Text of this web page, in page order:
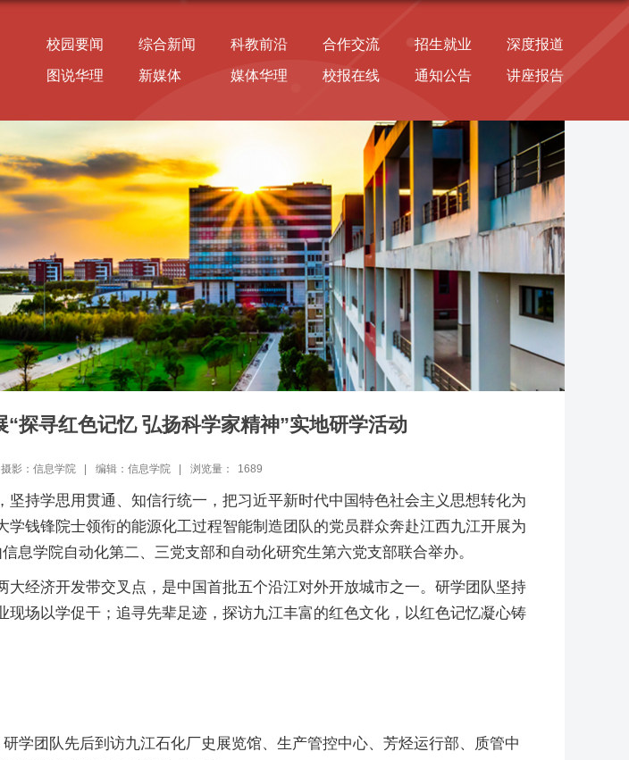
校园要闻 综合新闻 科教前沿 合作交流 招生就业 深度报道
图说华理 新媒体 媒体华理 校报在线 通知公告 讲座报告
“探寻红色记忆 弘扬科学家精神”实地研学活动
摄影：信息学院 | 编辑：信息学院 | 浏览量： 1689
持学思用贯通、知信行统一，把习近平新时代中国特色社会主义思想转化为
钱锋院士领衔的能源化工过程智能制造团队的党员群众奔赴江西九江开展为
息学院自动化第二、三党支部和自动化研究生第六党支部联合举办。
经济开发带交叉点，是中国首批五个沿江对外开放城市之一。研学团队坚持
场以学促干；追寻先辈足迹，探访九江丰富的红色文化，以红色记忆凝心铸
学团队先后到访九江石化厂史展览馆、生产管控中心、芳烃运行部、质管中